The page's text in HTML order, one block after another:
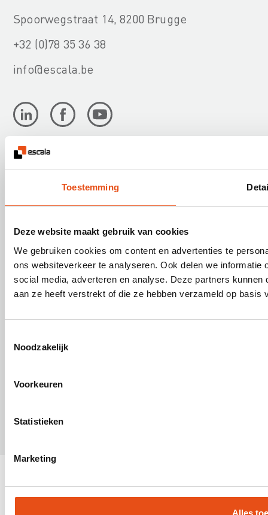
Toestemming
Deze website maakt gebruik van cookies
We gebruiken cookies om content en advertenties te
ons websiteverkeer te analyseren. Ook delen we
social media, adverteren en analyse. Deze partners
aan ze heeft verstrekt of die ze hebben verzameld op basis
Noodzakelijk
Voorkeuren
Statistieken
Marketing
Alles
Spoorwegstraat 14, 8200 Brugge
+32 (0)78 35 36 38
info@escala.be
Onze diensten
Nuttige informatie
Over Escala
Skilliant BV is ISO 9001:2015 gecertificeerd
0554.923.736 - RPR Gent afdeling Brugge